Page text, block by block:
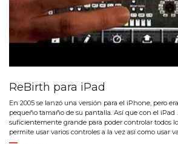
ReBirth para iPad
En 2005 se lanzó una versión para el iPhone, pero
pequeño tamaño de su pantalla. Así que con el iPad
suficientemente grande para poder controlar todos
permite usar varios controles a la vez así como usar